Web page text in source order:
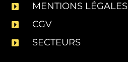
MENTIONS LÉGALES
CGV
SECTEURS